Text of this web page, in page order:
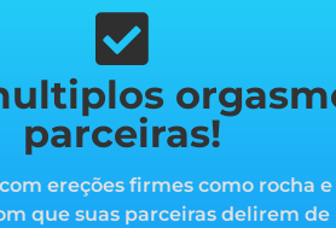
parceiras!
ereções firmes como rocha
que suas parceiras delirem de